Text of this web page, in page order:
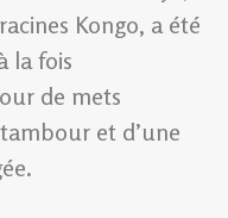
Kongo, a été
la fois
de mets
et d’une